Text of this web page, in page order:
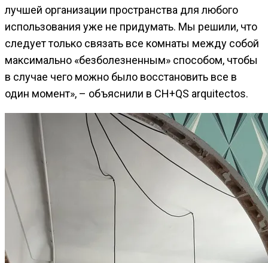
лучшей организации пространства для любого
использования уже не придумать. Мы решили, что
следует только связать все комнаты между собой
максимально «безболезненным» способом, чтобы
в случае чего можно было восстановить все в
один момент», – объяснили в CH+QS arquitectos.